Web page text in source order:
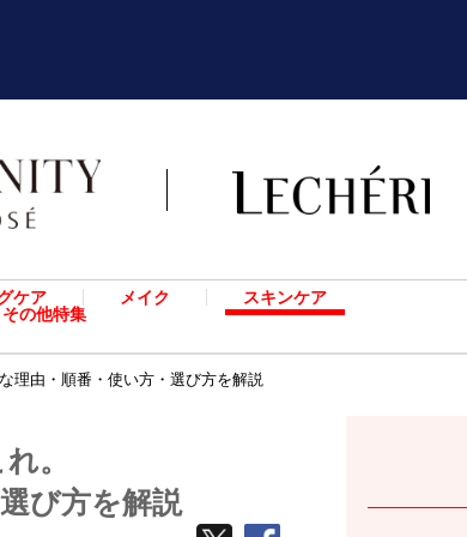
ケア メイク
スキンケア
その他特集
理由・順番・使い方・選び方を解説
。
び方を解説